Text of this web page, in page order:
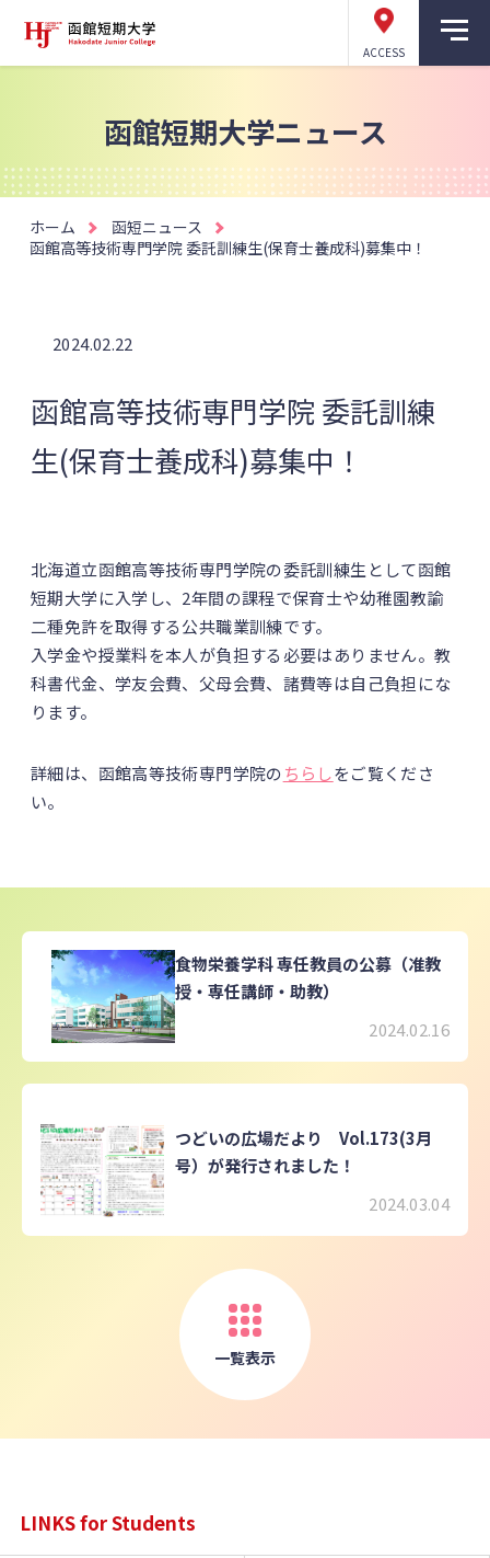
ACCESS
函館短期大学ニュース
ホーム
函短ニュース
函館高等技術専門学院 委託訓練生(保育士養成科)募集中！
2024.02.22
函館高等技術専門学院 委託訓練
生(保育士養成科)募集中！
北海道立函館高等技術専門学院の委託訓練生として函館
短期大学に入学し、2年間の課程で保育士や幼稚園教諭
二種免許を取得する公共職業訓練です。
入学金や授業料を本人が負担する必要はありません。教
科書代金、学友会費、父母会費、諸費等は自己負担にな
ります。
詳細は、函館高等技術専門学院のちらしをご覧くださ
い。
食物栄養学科 専任教員の公募（准教
授・専任講師・助教）
2024.02.16
つどいの広場だより Vol.173(3月
号）が発行されました！
2024.03.04
一覧表示
LINKS for Students